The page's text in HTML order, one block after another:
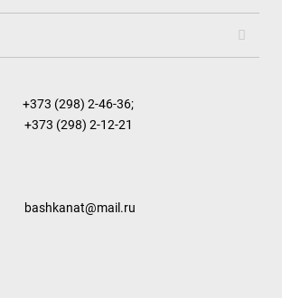
+373 (298) 2-46-36;
+373 (298) 2-12-21
bashkanat@mail.ru